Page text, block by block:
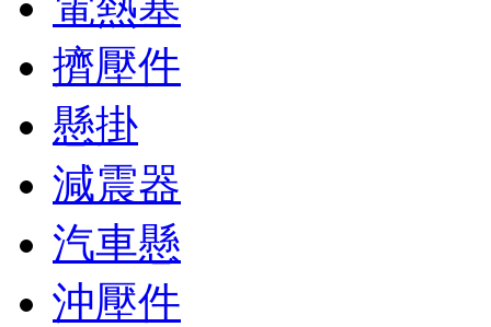
擠壓件
懸掛
減震器
汽車懸
沖壓件